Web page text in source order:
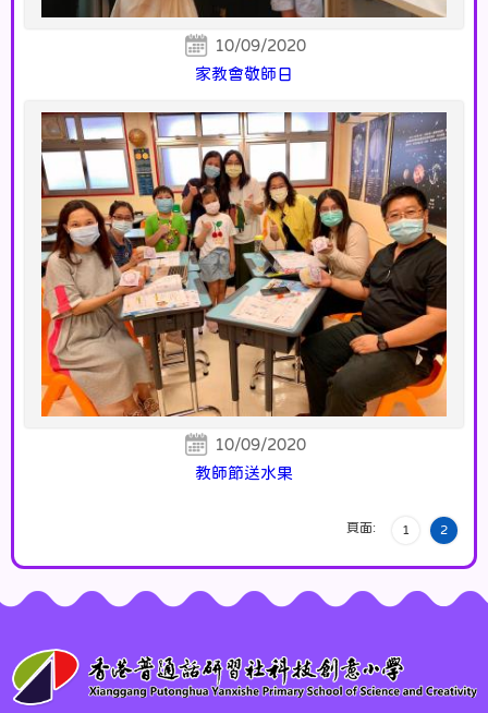
10/09/2020
家教會敬師日
10/09/2020
教師節送水果
頁面: 1 2